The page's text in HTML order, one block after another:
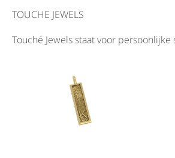
TOUCHE JEWELS
Touché Jewels staat voor persoonlijke